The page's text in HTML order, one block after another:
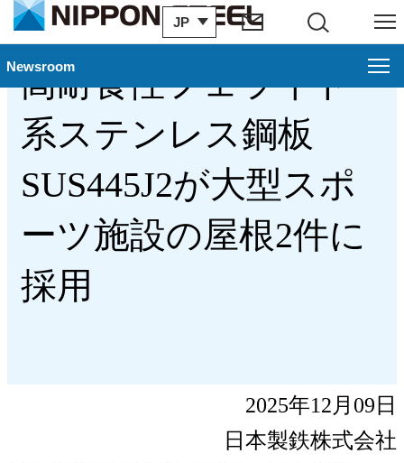
JP
サイト内検索 メニュー
Newsroom
製品・技術 サステナビリティ
高耐食性フェライト
系ステンレス鋼板
SUS445J2が大型スポ
ーツ施設の屋根2件に
採用
2025年12月09日
日本製鉄株式会社